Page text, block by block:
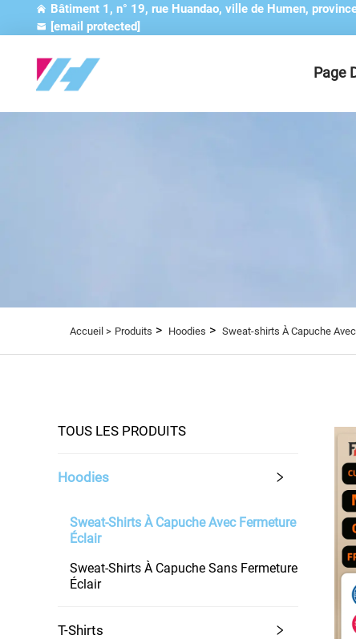
Bâtiment 1, n° 19, rue Huandao, ville de Humen,
[email protected]
Page
Accueil > Produits > Hoodies > Sweat-shirts À Capuche
TOUS LES PRODUITS
Hoodies
Sweat-Shirts À Capuche Avec Fermeture
Éclair
Sweat-Shirts À Capuche Sans Fermeture
Éclair
T-Shirts